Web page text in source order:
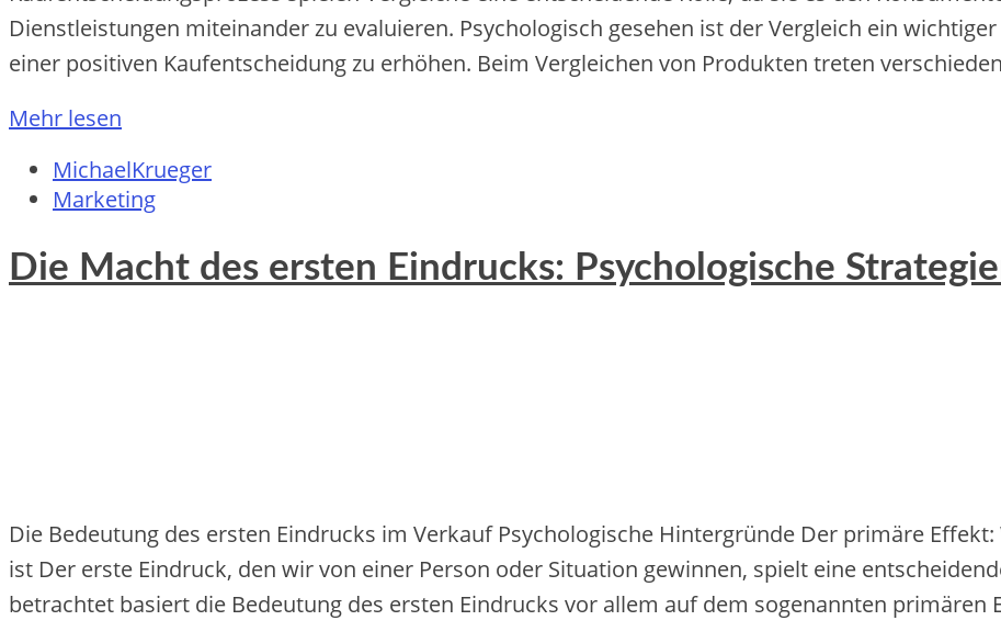
Dienstleistungen miteinander zu evaluieren. Psychologisch gesehen ist der Vergleich ein
einer positiven Kaufentscheidung zu erhöhen. Beim Vergleichen von Produkten treten
Mehr lesen
MichaelKrueger
Marketing
Die Macht des ersten Eindrucks: Psychologische
Die Bedeutung des ersten Eindrucks im Verkauf Psychologische Hintergründe Der primäre
ist Der erste Eindruck, den wir von einer Person oder Situation gewinnen, spielt eine
betrachtet basiert die Bedeutung des ersten Eindrucks vor allem auf dem sogenannten